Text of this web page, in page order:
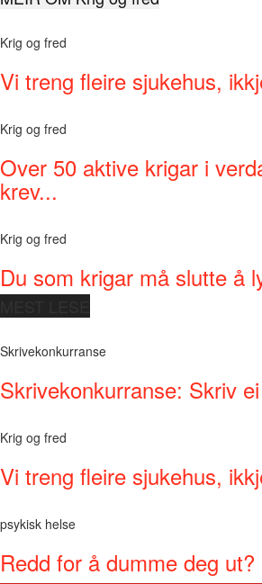
Krig og fred
Vi treng fleire sjukehus,
Krig og fred
Over 50 aktive krigar i
krev...
Krig og fred
Du som krigar må slutte å
Skrivekonkurranse
Skrivekonkurranse: Skriv
Krig og fred
Vi treng fleire sjukehus,
psykisk helse
Redd for å dumme deg ut?